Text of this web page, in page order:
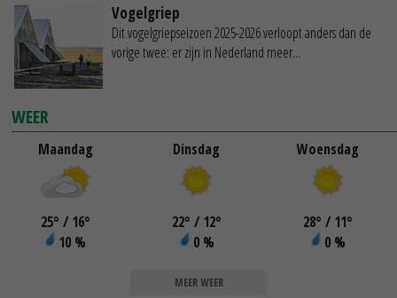
Vogelgriep
Dit vogelgriepseizoen 2025-2026 verloopt anders dan de
vorige twee: er zijn in Nederland meer...
WEER
Maandag
25° / 16°
10 %
Dinsdag
22° / 12°
0 %
Woensdag
28° / 11°
0 %
MEER WEER